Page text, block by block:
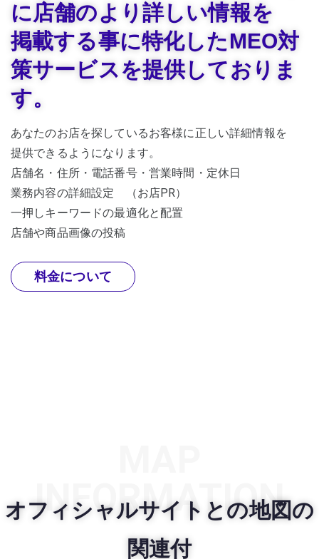
に店舗のより詳しい情報を
掲載する事に特化したMEO対
策サービスを提供しておりま
す。
あなたのお店を探しているお客様に正しい詳細情報を
提供できるようになります。
店舗名・住所・電話番号・営業時間・定休日
業務内容の詳細設定 （お店PR）
一押しキーワードの最適化と配置
店舗や商品画像の投稿
料金について
INFORMATION
オフィシャルサイトとの地図の
関連付